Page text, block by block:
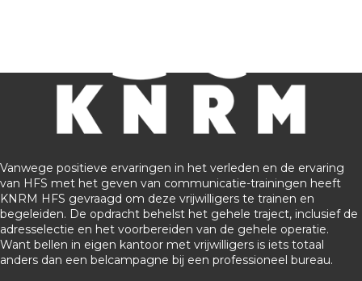
Vanwege positieve ervaringen in het verleden en de ervaring
van HFS met het geven van communicatie-trainingen heeft
KNRM HFS gevraagd om deze vrijwilligers te trainen en
begeleiden. De opdracht behelst het gehele traject, inclusief de
adresselectie en het voorbereiden van de gehele operatie.
Want bellen in eigen kantoor met vrijwilligers is iets totaal
anders dan een belcampagne bij een professioneel bureau.